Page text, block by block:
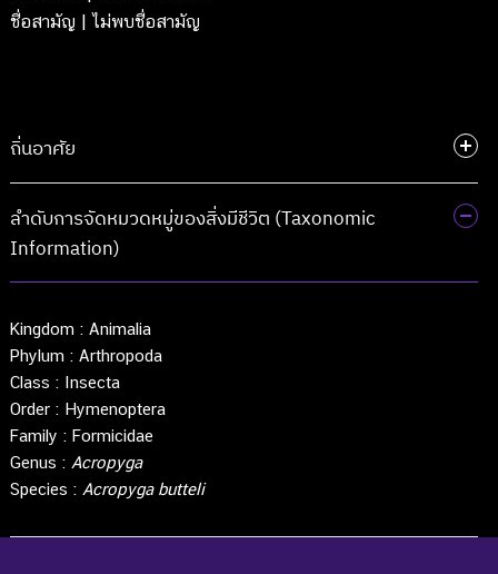
ชื่อสามัญ | ไม่พบชื่อสามัญ
ถิ่นอาศัย
ลำดับการจัดหมวดหมู่ของสิ่งมีชีวิต (Taxonomic
Information)
Kingdom : Animalia
Phylum : Arthropoda
Class :Insecta
Order : Hymenoptera
Family :Formicidae
Genus : Acropyga
Species : Acropyga butteli